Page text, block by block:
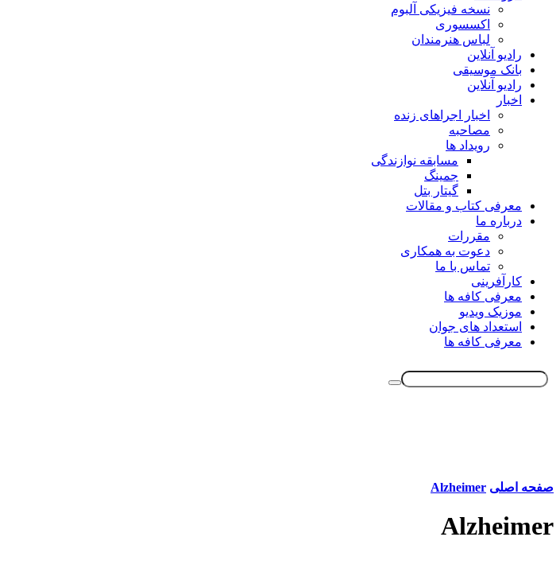
نسخه فیزیکی آلبوم
اکسسوری
لباس هنرمندان
رادیو آنلاین
بانک موسیقی
رادیو آنلاین
اخبار
اخبار اجراهای زنده
مصاحبه
رویداد ها
مسابقه نوازندگی
جمینگ
گیتار بتل
معرفی کتاب و مقالات
درباره ما
مقررات
دعوت به همکاری
تماس با ما
کارآفرینی
معرفی کافه ها
موزیک ویدیو
استعداد های جوان
معرفی کافه ها
صفحه اصلی Alzheimer
Alzheimer